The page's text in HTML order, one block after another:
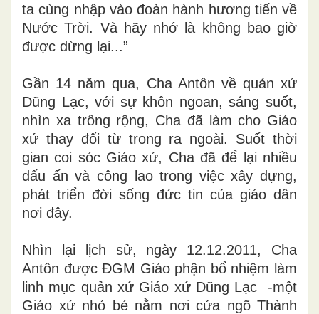
ta cùng nhập vào đoàn hành hương tiến về
Nước Trời. Và hãy nhớ là không bao giờ
được dừng lại...”
Gần 14 năm qua, Cha Antôn về quản xứ
Dũng Lạc, với sự khôn ngoan, sáng suốt,
nhìn xa trông rộng, Cha đã làm cho Giáo
xứ thay đổi từ trong ra ngoài. Suốt thời
gian coi sóc Giáo xứ, Cha đã để lại nhiều
dấu ấn và công lao trong việc xây dựng,
phát triển đời sống đức tin của giáo dân
nơi đây.
Nhìn lại lịch sử, ngày 12.12.2011, Cha
Antôn được ĐGM Giáo phận bổ nhiệm làm
linh mục quản xứ Giáo xứ Dũng Lạc -một
Giáo xứ nhỏ bé nằm nơi cửa ngõ Thành